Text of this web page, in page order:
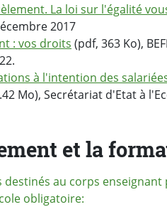
La loi sur l'égalité
2017
: vos droits (pdf, 363 Ko),
à l'intention des
Mo), Secrétariat d'Etat à
et la
destinés au corps
obligatoire: